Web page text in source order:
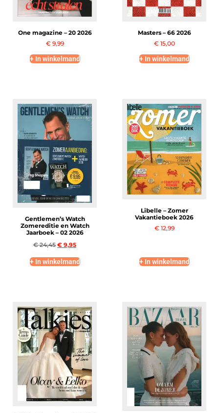
One magazine – 20 2026
€ 9,99
+ In winkelmand
Masters – 66 2026
€ 15,00
+ In winkelmand
Gentlemen’s Watch
Zomereditie en Watch
Jaarboek – 02 2026
€24,45 € 9,95
+ In winkelmand
Libelle – Zomer
Vakantieboek 2026
€ 12,99
+ In winkelmand